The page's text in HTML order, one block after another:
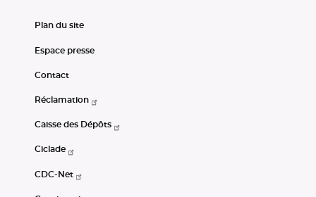
Plan du site
Espace presse
Contact
Réclamation
Caisse des Dépôts
Ciclade
CDC-Net